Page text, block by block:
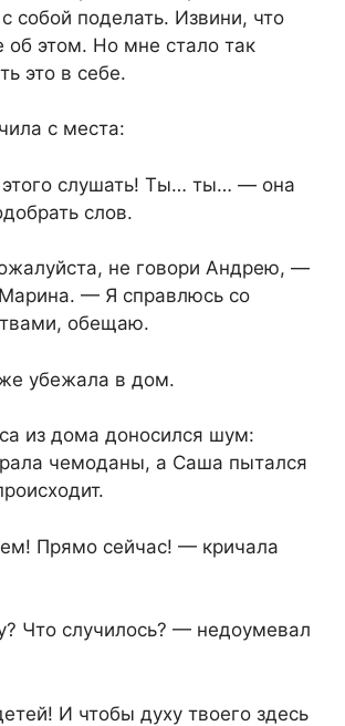
собой поделать. Извини, что
об этом. Но мне стало так
это в себе.
с места:
слушать! Ты… ты… — она
слов.
не говори Андрею, —
— Я справлюсь со
обещаю.
убежала в дом.
из дома доносился шум:
чемоданы, а Саша пытался
Прямо сейчас! — кричала
Что случилось? — недоумевал
И чтобы духу твоего здесь